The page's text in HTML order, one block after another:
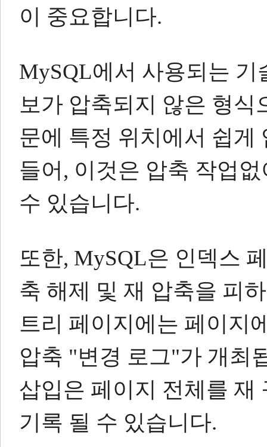
이 중요합니다.
MySQL에서 사용되는
보가 압축되지 않은 형식
문에 특정 위치에서 쉽게
들어, 이것은 압축 작업
수 있습니다.
또한, MySQL은 인덱스
축 해제 및 재 압축을 피
트리 페이지에는 페이지
압축 "변경 로그"가 개최
삽입은 페이지 전체를 재
기록 될 수 있습니다.